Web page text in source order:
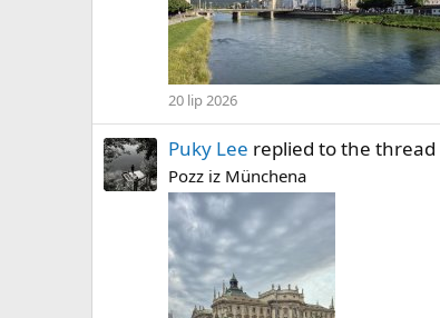
20 lip 2026
Puky Lee replied to the thread
Pozz iz Münchena